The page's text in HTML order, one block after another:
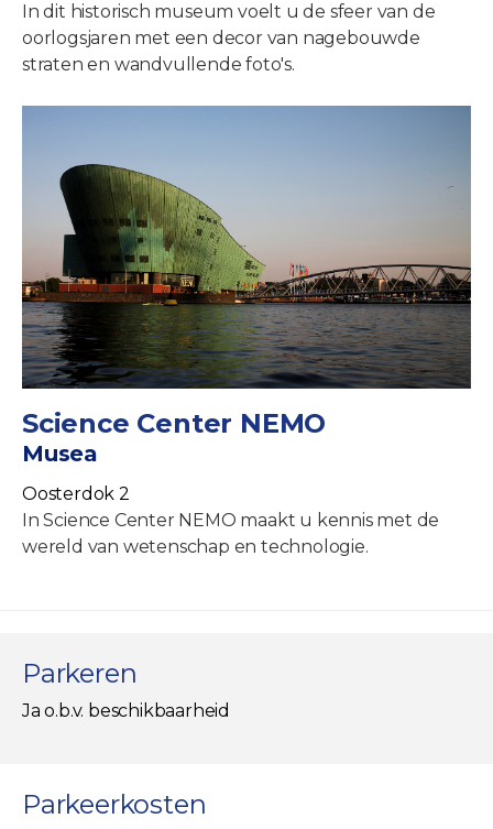
In dit historisch museum voelt u de sfeer van de
oorlogsjaren met een decor van nagebouwde
straten en wandvullende foto's.
Science Center NEMO
Musea
Oosterdok 2
In Science Center NEMO maakt u kennis met de
wereld van wetenschap en technologie.
Parkeren
Ja o.b.v. beschikbaarheid
Parkeerkosten